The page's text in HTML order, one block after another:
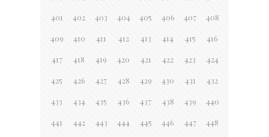
401 402 403 404 405 406 407 408
409 410 411 412 413 414 415 416
417 418 419 420 421 422 423 424
425 426 427 428 429 430 431 432
433 434 435 436 437 438 439 440
441 442 443 444 445 446 447 448